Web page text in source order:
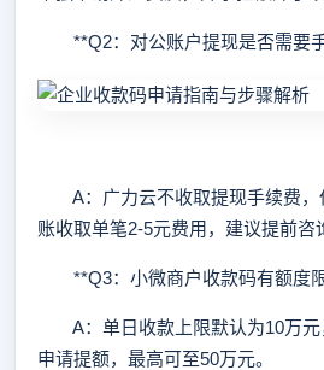
**Q2：对公账户提现是否需要
A：广力云不收取提现手续费，
账收取单笔2-5元费用，建议提前咨
**Q3：小微商户收款码有额度
A：单日收款上限默认为10万元
申请提额，最高可至50万元。